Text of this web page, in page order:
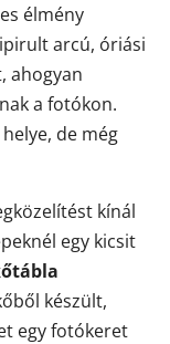
élmény
arcú, óriási
ahogyan
a fotókon.
de még
kínál
egy kicsit
készült,
egy fotókeret